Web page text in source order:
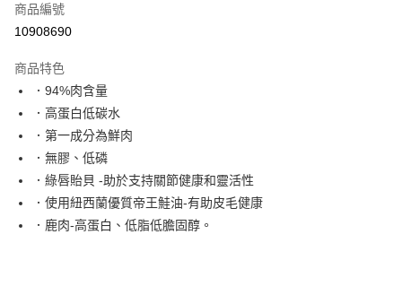
２．便利：只要手機號碼，簡訊認證，即可結帳。
３．安心：先確認商品／服務後，再付款。
【「AFTEE先享後付」結帳流程】
結帳頁面，進行簡訊認證並確認金額後，即可完成結帳。
２．訂單成立數日內，您將收到繳費通知簡訊。
３．收到繳費通知簡訊後14天內，點擊此簡訊中的連結，可透過四大超商／
ATM／網路銀行／等多元方式進行付款，方視為交易完成。
※ 請注意：結帳手續完成當下不需立刻繳費，但若您需要取消訂單，請聯絡
購買商品的店家。未經商家同意取消之訂單仍視為有效，需透過AFTEE先享
※ 交易是否成功請以「AFTEE先享後付 」之結帳頁面顯示為準，若有關於
是否繳費成功／繳費後需取消欲退款等相關疑問，請聯繫「AFTEE先享後付
運送方式
全家取貨付款
每筆NT$80，滿NT$2,000(含以上)免運費
付款後全家取貨
每筆NT$80，滿NT$2,000(含以上)免運費
7-11取貨付款
每筆NT$80，滿NT$2,000(含以上)免運費
付款後7-11取貨
每筆NT$80，滿NT$2,000(含以上)免運費
商品編號
10908690
商品特色
．94%肉含量
．高蛋白低碳水
．第一成分為鮮肉
．無膠、低磷
．綠唇貽貝 -助於支持關節健康和靈活性
．使用紐西蘭優質帝王鮭油-有助皮毛健康
．鹿肉-高蛋白、低脂低膽固醇。